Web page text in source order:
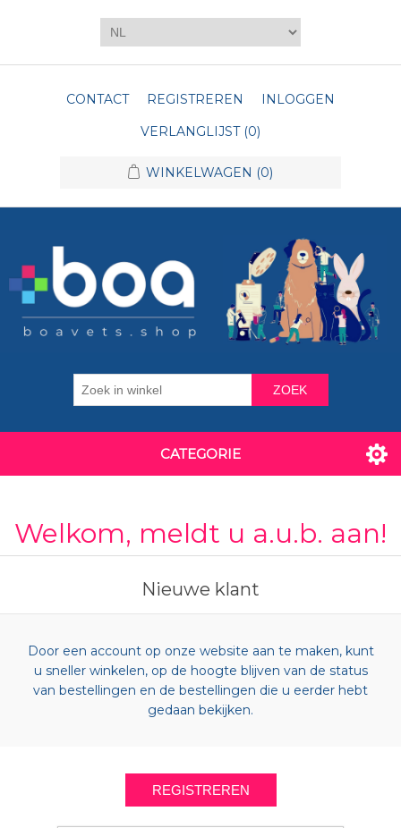
CONTACT REGISTREREN
INLOGGEN
VERLANGLIJST (0)
WINKELWAGEN (0)
ZOEK
CATEGORIE
Welkom, meldt u a.u.b. aan!
Nieuwe klant
Door een account op onze website aan te maken, kunt
u sneller winkelen, op de hoogte blijven van de status
van bestellingen en de bestellingen die u eerder hebt
gedaan bekijken.
REGISTREREN